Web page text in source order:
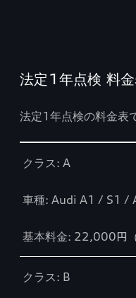
法定1年点検 料
法定1年点検の料金表
クラス: A
車種: Audi A1 / S1 /
基本料金: 22,000円（
クラス: B